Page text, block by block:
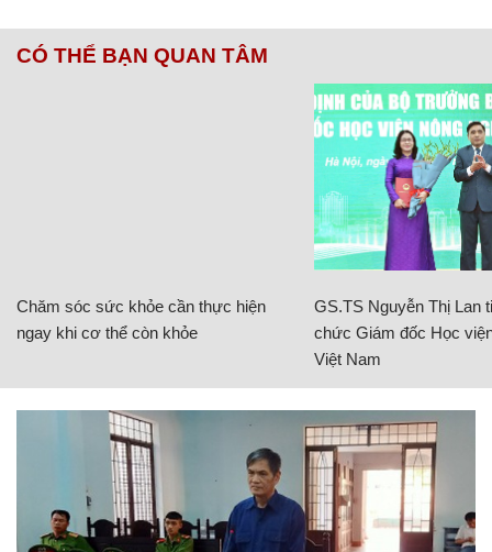
CÓ THỂ BẠN QUAN TÂM
Chăm sóc sức khỏe cần thực hiện
ngay khi cơ thể còn khỏe
GS.TS Nguyễn Thị Lan
chức Giám đốc Học
Việt Nam